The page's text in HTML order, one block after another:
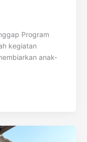
Program
kegiatan
anak-